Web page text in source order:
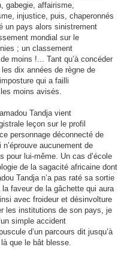
gabegie, affairisme,
injustice, puis, chaperonnés
un pays alors sinistrement
mondial sur le
; un classement
moins !... Tant qu’à concéder
dix années de règne de
qui a failli
moins avisés.
Tandja vient
leçon sur le profil
personnage déconnecté de
aucunement de
pour lui-même. Un cas d’école
de la sagacité africaine dont
Tandja n’a pas raté sa sortie
faveur de la gâchette qui aura
avec froideur et désinvolture
les institutions de son pays, je
simple accident
d’un parcours dit jusqu’à
là que le bât blesse.